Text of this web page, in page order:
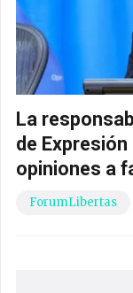
La
de
opiniones a
ForumLibertas